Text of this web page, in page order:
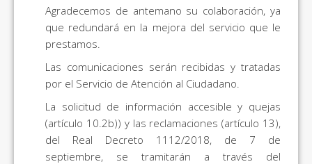
Agradecemos de antemano su colaboración, ya
que redundará en la mejora del servicio que le
prestamos.
Las comunicaciones serán recibidas y tratadas
por el Servicio de Atención al Ciudadano.
La solicitud de información accesible y quejas
(artículo 10.2b)) y las reclamaciones (artículo 13),
del Real Decreto 1112/2018, de 7 de
septiembre, se tramitarán a través del